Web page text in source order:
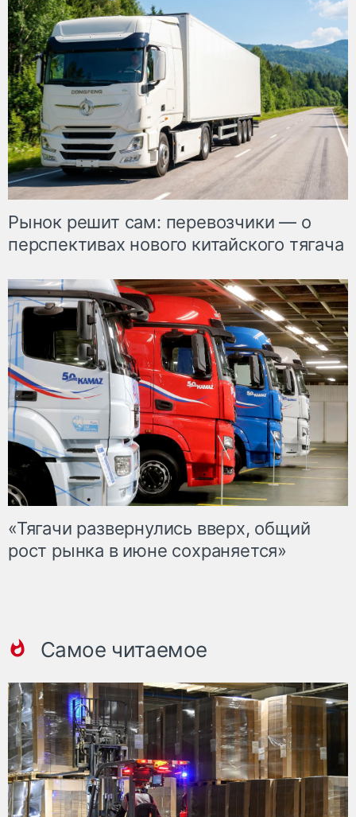
Рынок решит сам: перевозчики — о
перспективах нового китайского тягача
«Тягачи развернулись вверх, общий
рост рынка в июне сохраняется»
Самое читаемое